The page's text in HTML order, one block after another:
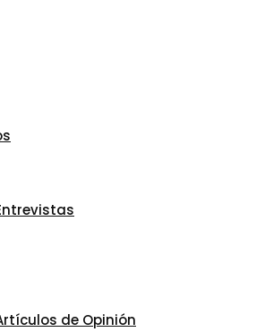
de Opinión